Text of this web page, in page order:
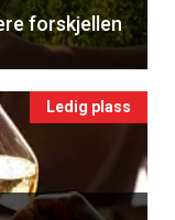
forskjellen
Ledig plass